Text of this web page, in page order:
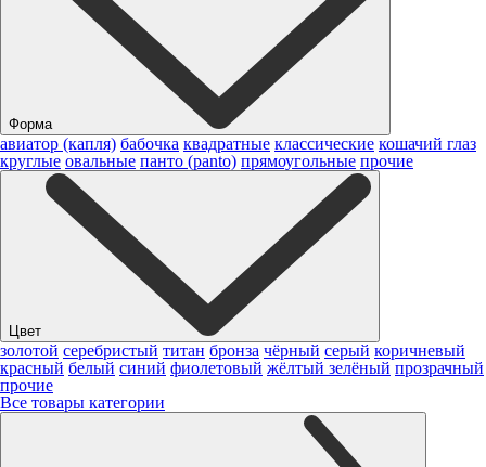
Форма
авиатор (капля) бабочка квадратные классические кошачий глаз
круглые овальные панто (panto) прямоугольные прочие
Цвет
золотой серебристый титан бронза чёрный серый коричневый
красный белый синий фиолетовый жёлтый зелёный прозрачный
прочие
Все товары категории